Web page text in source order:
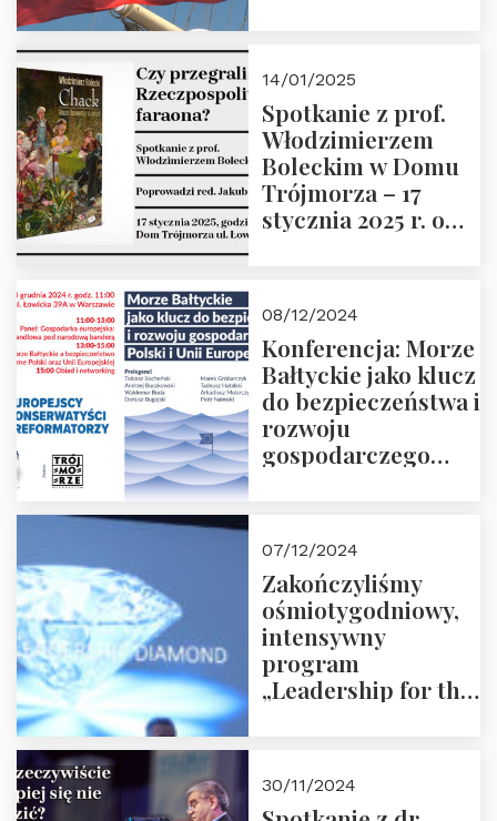
14/01/2025
Spotkanie z prof.
Włodzimierzem
Boleckim w Domu
Trójmorza – 17
stycznia 2025 r. o
08/12/2024
Konferencja: Morze
Bałtyckie jako klucz
do bezpieczeństwa i
rozwoju
gospodarczego
ZAPRASZAMY
07/12/2024
Zakończyliśmy
ośmiotygodniowy,
intensywny
program
„Leadership for the
30/11/2024